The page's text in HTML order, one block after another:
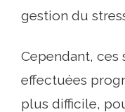
gestion du
Cependant,
effectuées
plus difficile,